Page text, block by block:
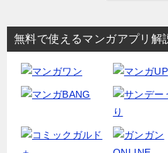
無料で使えるマンガアプリ解